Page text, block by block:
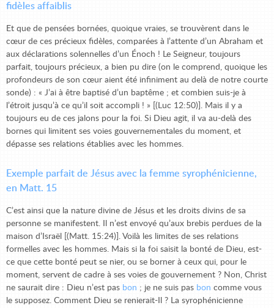
fidèles affaiblis
Et que de pensées bornées, quoique vraies, se trouvèrent dans le
cœur de ces précieux fidèles, comparées à l’attente d’un Abraham et
aux déclarations solennelles d’un Énoch ! Le Seigneur, toujours
parfait, toujours précieux, a bien pu dire (on le comprend, quoique les
profondeurs de son cœur aient été infiniment au delà de notre courte
sonde) : « J’ai à être baptisé d’un baptême ; et combien suis-je à
l’étroit jusqu’à ce qu’il soit accompli ! » [(Luc 12:50)]. Mais il y a
toujours eu de ces jalons pour la foi. Si Dieu agit, il va au-delà des
bornes qui limitent ses voies gouvernementales du moment, et
dépasse ses relations établies avec les hommes.
Exemple parfait de Jésus avec la femme syrophénicienne,
en Matt. 15
C’est ainsi que la nature divine de Jésus et les droits divins de sa
personne se manifestent. Il n’est envoyé qu’aux brebis perdues de la
maison d’Israël [(Matt. 15:24)]. Voilà les limites de ses relations
formelles avec les hommes. Mais si la foi saisit la bonté de Dieu, est-
ce que cette bonté peut se nier, ou se borner à ceux qui, pour le
moment, servent de cadre à ses voies de gouvernement ? Non, Christ
ne saurait dire : Dieu n’est pas bon ; je ne suis pas bon comme vous
le supposez. Comment Dieu se renierait-Il ? La syrophénicienne